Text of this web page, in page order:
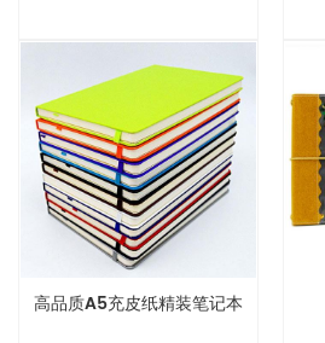
高品质A5充皮纸精装笔记本